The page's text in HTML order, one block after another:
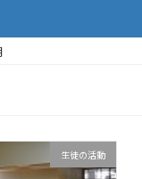
生徒の活動